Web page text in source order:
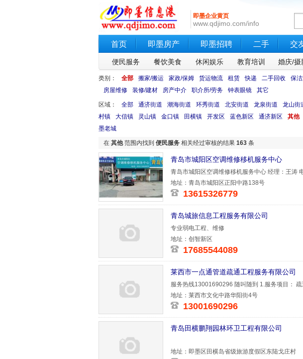
即墨企业黄页
www.qdjimo.com/info
首页 即墨房产 即墨招聘 二手 交
便民服务 餐饮美食 休闲娱乐 教育培训 婚庆/摄
类别： 全部 搬家/搬运 家政/保姆 货运物流 租赁 快递 二手回收 保
房屋维修
装修/建材 房产中介 职介所/劳务 钟表眼镜 其它
区域： 全部 通济街道 潮海街道 环秀街道 北安街道 龙泉街道 龙山街
村镇
大信镇 灵山镇 金口镇 田横镇 开发区 蓝色新区 通济新区 其他
墨老城
在 其他范围内找到 便民服务 相关经过审核的结果 163 条
青岛市城阳区空调维修移机服务中心
青岛市城阳区空调维修移机服务中心 经理：王涛
138号 本
地址：青岛市城阳区正阳中路138号
13615326779
青岛城旅信息工程服务有限公司
专业弱电工程、维修
地址：创智新区
17685544089
莱西市一点通管道疏通工程服务有限公司
服务热线13001690296 随叫随到 1.服务项目：
抹布
地址：莱西市文化中路华阳街4号
13001690296
青岛田横鹏翔园林环卫工程有限公司
地址：即墨区田横岛省级旅游度假区东陆戈庄村